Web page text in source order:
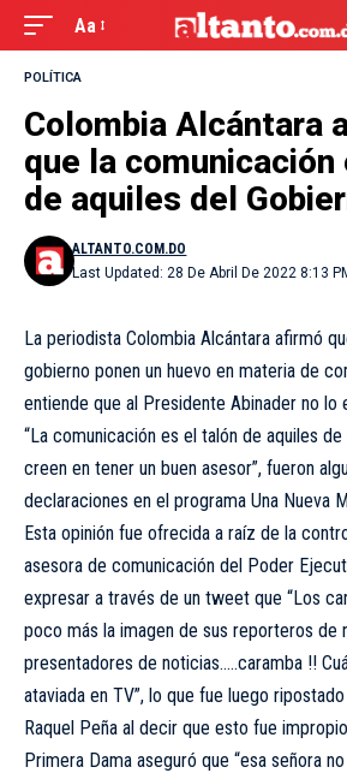
Aa
POLÍTICA
Colombia Alcántara
que la
de aquiles del
Last Updated: 28 De Abril De 2022 8:13
ALTANTO.COM.DO
La periodista Colombia Alcántara afirmó
gobierno ponen un huevo en materia de
entiende que al Presidente Abinader no lo
“La comunicación es el talón de aquiles
creen en tener un buen asesor”, fueron
declaraciones en el programa Una Nueva
Esta opinión fue ofrecida a raíz de la
asesora de comunicación del Poder
expresar a través de un tweet que “Los
poco más la imagen de sus reporteros de
presentadores de noticias…..caramba !!
ataviada en TV”, lo que fue luego
Raquel Peña al decir que esto fue
Primera Dama aseguró que “esa señora no